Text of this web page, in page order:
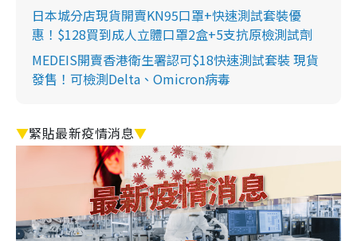
日本城分店現貨開賣KN95口罩+快速測試套裝優
惠！$128買到成人立體口罩2盒+5支抗原檢測試劑
MEDEIS開賣香港衛生署認可$18快速測試套裝 現貨
發售！可檢測Delta、Omicron病毒
▼緊貼最新疫情消息▼